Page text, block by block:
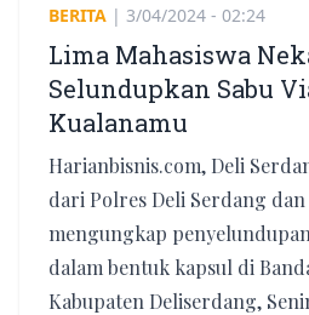
BERITA | 3/04/2024 - 02:24
Lima Mahasiswa
Selundupkan Sabu
Kualanamu
Harianbisnis.com, Deli
dari Polres Deli Serdang
mengungkap
dalam bentuk kapsul di
Kabupaten Deliserdang,